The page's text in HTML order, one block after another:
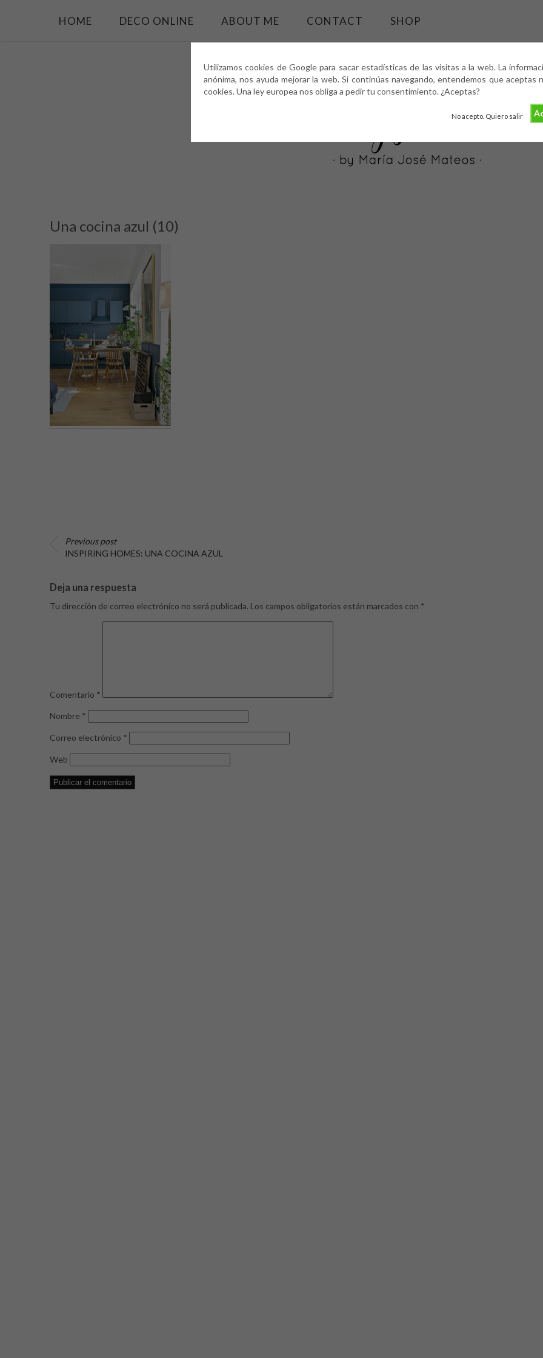
Utilizamos cookies de Google para sacar estadísticas de las visitas a la web. La
anónima, nos ayuda mejorar la web. Si continúas navegando, entendemos que aceptas
cookies. Una ley europea nos obliga a pedir tu consentimiento. ¿Aceptas?
No acepto. Quiero salir
HOME DECO ONLINE ABOUT ME CONTACT SHOP
Una cocina azul (10)
Previous post
INSPIRING HOMES: UNA COCINA AZUL
Deja una respuesta
Tu dirección de correo electrónico no será publicada. Los campos obligatorios están marcados con *
Comentario *
Nombre *
Correo electrónico *
Web